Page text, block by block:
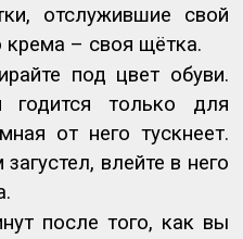
отслужившие свой
– своя щётка.
под цвет обуви.
годится только для
от него тускнеет.
влейте в него
после того, как вы